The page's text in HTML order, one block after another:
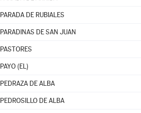
PARADA DE RUBIALES
PARADINAS DE SAN JUAN
PASTORES
PAYO (EL)
PEDRAZA DE ALBA
PEDROSILLO DE ALBA